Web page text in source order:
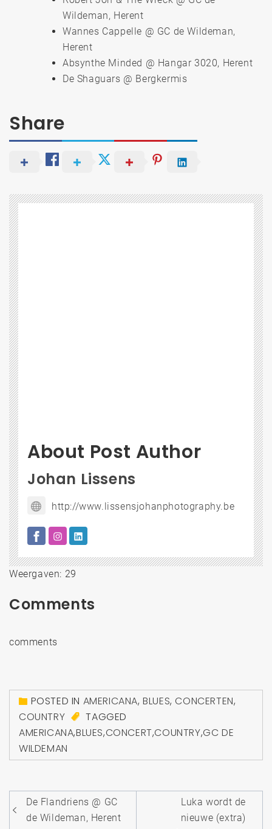
Wildeman, Herent
Wannes Cappelle @ GC de Wildeman,
Herent
Absynthe Minded @ Hangar 3020, Herent
De Shaguars @ Bergkermis
Share
About Post Author
Johan Lissens
http://www.lissensjohanphotography.be
Weergaven: 29
Comments
comments
POSTED IN AMERICANA,BLUES, CONCERTEN,
COUNTRY
TAGGED
AMERICANA,BLUES,CONCERT,COUNTRY,GC DE
WILDEMAN
Bericht
navigatie
De Flandriens @ GC
de Wildeman, Herent
Luka wordt de
nieuwe (extra)